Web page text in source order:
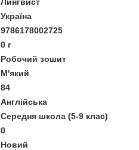
Україна
9786178002725
0 г
Робочий зошит
М'який
84
Англійська
Середня школа (5-9 клас)
0
Новий